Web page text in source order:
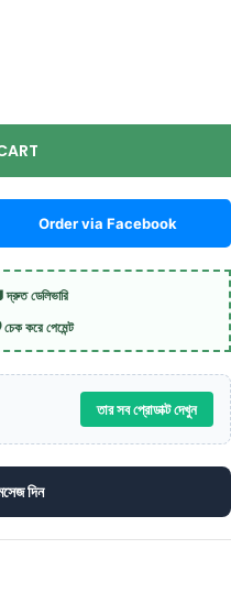
Order via Facebook
দ্রুত ডেলিভারি
করে পেমেন্ট
তার সব প্রোডাক্ট দেখুন
দিন